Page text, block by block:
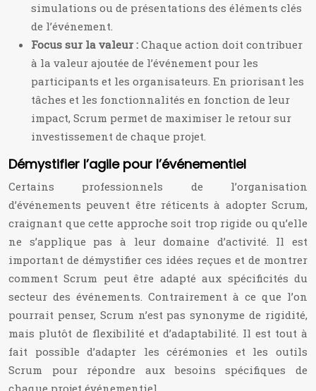
simulations ou de présentations des éléments clés
de l’événement.
Focus sur la valeur : Chaque action doit contribuer
à la valeur ajoutée de l’événement pour les
participants et les organisateurs. En priorisant les
tâches et les fonctionnalités en fonction de leur
impact, Scrum permet de maximiser le retour sur
investissement de chaque projet.
Démystifier l’agile pour l’événementiel
Certains professionnels de l’organisation
d’événements peuvent être réticents à adopter Scrum,
craignant que cette approche soit trop rigide ou qu’elle
ne s’applique pas à leur domaine d’activité. Il est
important de démystifier ces idées reçues et de montrer
comment Scrum peut être adapté aux spécificités du
secteur des événements. Contrairement à ce que l’on
pourrait penser, Scrum n’est pas synonyme de rigidité,
mais plutôt de flexibilité et d’adaptabilité. Il est tout à
fait possible d’adapter les cérémonies et les outils
Scrum pour répondre aux besoins spécifiques de
chaque projet événementiel.